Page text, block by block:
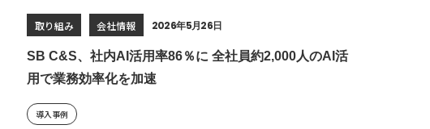
取り組み 会社情報 2026年5月26日
SB C&S、社内AI活用率86％に 全社員約2,000人のAI活
用で業務効率化を加速
導入事例